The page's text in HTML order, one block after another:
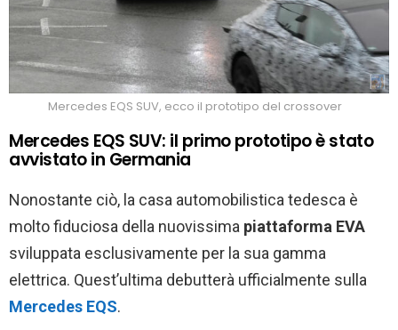
Mercedes EQS SUV, ecco il prototipo del crossover
Mercedes EQS SUV: il primo prototipo è stato
avvistato in Germania
Nonostante ciò, la casa automobilistica tedesca è
molto fiduciosa della nuovissima piattaforma EVA
sviluppata esclusivamente per la sua gamma
elettrica. Quest’ultima debutterà ufficialmente sulla
Mercedes EQS.